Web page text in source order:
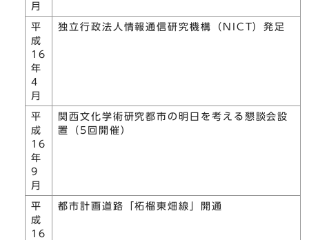
月
平
成
16
年
4
月
独立行政法人情報通信研究機構（NICT）発足
平
成
16
年
9
月
関西文化学術研究都市の明日を考える懇談会設
置（5回開催）
平
成
16
都市計画道路「柘榴東畑線」開通